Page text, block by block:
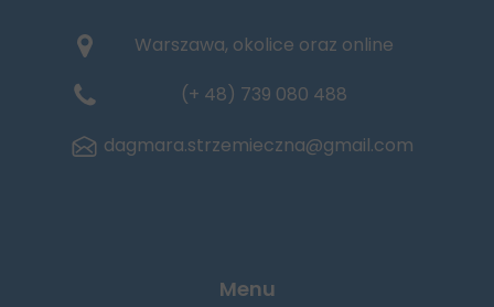
Warszawa, okolice oraz online
(+ 48) 739 080 488
Menu
dagmara.strzemieczna@gmail.com